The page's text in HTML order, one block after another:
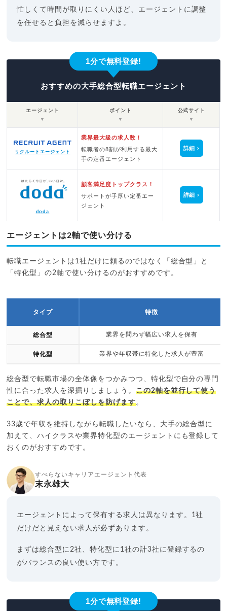
忙しくて時間が取りにくい人ほど、エージェントに調整
を任せると負担を減らせますよ。
1分で無料登録!
おすすめの大手総合型転職エージェント
エージェント
▼
ポイント
▼
公式サイト
▼
リクルートエージェント
業界最大級の求人数！
転職者の8割が利用する最大
手の定番エージェント
詳細
doda
顧客満足度トップクラス！
サポートが手厚い定番エー
ジェント
詳細
エージェントは2軸で使い分ける
転職エージェントは1社だけに頼るのではなく「総合型」と
「特化型」の2軸で使い分けるのがおすすめです。
タイプ 特徴
総合型 業界を問わず幅広い求人を保有
特化型 業界や年収帯に特化した求人が豊富
総合型で転職市場の全体像をつかみつつ、特化型で自分の専門
性に合った求人を深掘りしましょう。 この2軸を並行して使う
ことで、求人の取りこぼしを防げます。
33歳で年収を維持しながら転職したいなら、大手の総合型に
加えて、ハイクラスや業界特化型のエージェントにも登録して
おくのがおすすめです。
すべらないキャリアエージェント代表
末永雄大
エージェントによって保有する求人は異なります。1社
だけだと見えない求人が必ずあります。
まずは総合型に2社、特化型に1社の計3社に登録するの
がバランスの良い使い方です。
1分で無料登録!